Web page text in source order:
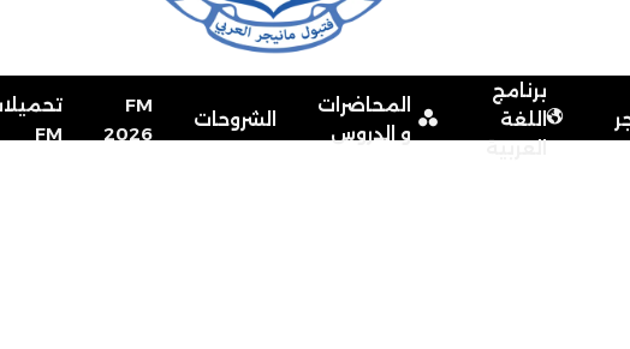
برنامج
اللغة
العربية
المحاضرات
و الدروس
الشروحات
FM
2026
FM